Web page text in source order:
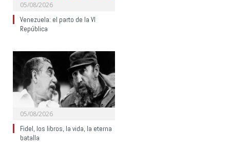
05/08/2026
Venezuela: el parto de la VI
República
05/08/2026
Fidel, los libros, la vida, la eterna
batalla